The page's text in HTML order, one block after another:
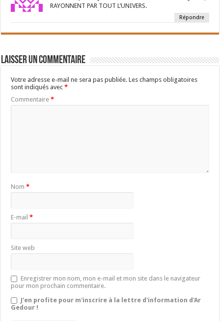
RAYONNENT PAR TOUT L’UNIVERS.
Répondre
Laisser un commentaire
Votre adresse e-mail ne sera pas publiée. Les champs obligatoires
sont indiqués avec*
Commentaire*
Nom*
E-mail*
Site web
Enregistrer mon nom, mon e-mail et mon site dans le navigateur
pour mon prochain commentaire.
J'en profite pour m'inscrire à la lettre d'information d'Ar
Gedour !